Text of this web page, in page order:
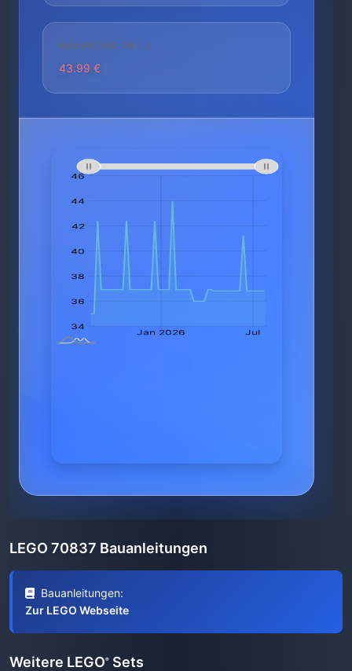
HÖCHSTER PREIS
43.99 €
LEGO 70837 Bauanleitungen
Bauanleitungen:
Zur LEGO Webseite
Weitere LEGO® Sets